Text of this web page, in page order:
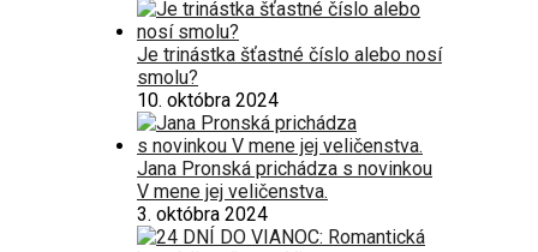
Je trinástka šťastné číslo alebo nosí
smolu?
10. októbra 2024
Jana Pronská prichádza s novinkou
V mene jej veličenstva.
3. októbra 2024